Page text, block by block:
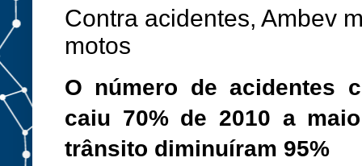
Contra acidentes, Ambev
motos
O número de acidentes
caiu 70% de 2010 a
trânsito diminuíram 95%